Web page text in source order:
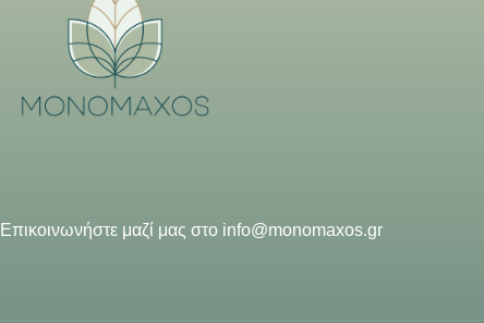
Επικοινωνήστε μαζί μας στο info@monomaxos.gr